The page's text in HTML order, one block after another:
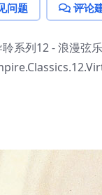
问题 评论
系列12 - 浪漫弦